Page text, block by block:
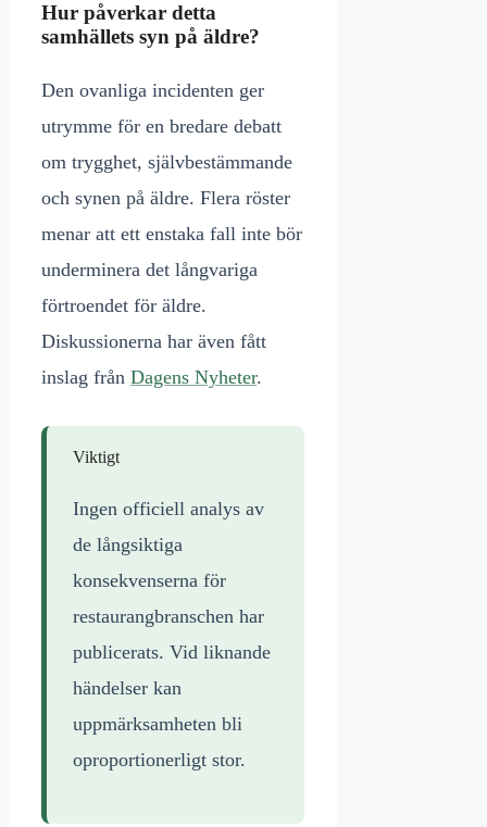
Hur påverkar detta
samhällets syn på äldre?
Den ovanliga incidenten ger
utrymme för en bredare debatt
om trygghet, självbestämmande
och synen på äldre. Flera röster
menar att ett enstaka fall inte bör
underminera det långvariga
förtroendet för äldre.
Diskussionerna har även fått
inslag från Dagens Nyheter.
Viktigt
Ingen officiell analys av
de långsiktiga
konsekvenserna för
restaurangbranschen har
publicerats. Vid liknande
händelser kan
uppmärksamheten bli
oproportionerligt stor.